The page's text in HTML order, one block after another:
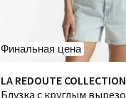
Финальная цена
LA REDOUTE
Блузка с круглым
5
/